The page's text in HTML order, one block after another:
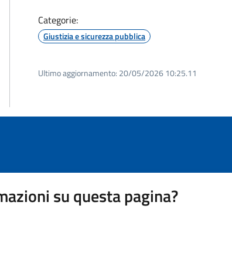
Categorie:
Giustizia e sicurezza pubblica
Ultimo aggiornamento: 20/05/2026 10:25.11
su questa pagina?